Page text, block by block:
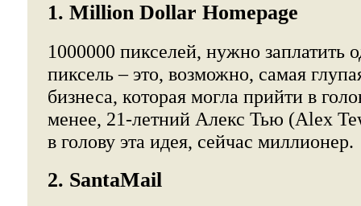
1. Million Dollar Homepage
1000000 пикселей, нужно заплатить
пиксель – это, возможно, самая
бизнеса, которая могла прийти в
менее, 21-летний Алекс Тью (Alex
в голову эта идея, сейчас миллионер.
2. SantaMail